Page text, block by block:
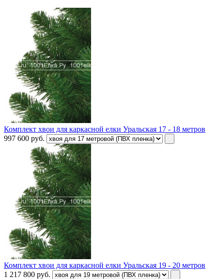
Комплект хвои для каркасной елки Уральская 17 - 18 метров
997 600 руб.
Комплект хвои для каркасной елки Уральская 19 - 20 метров
1 217 800 руб.